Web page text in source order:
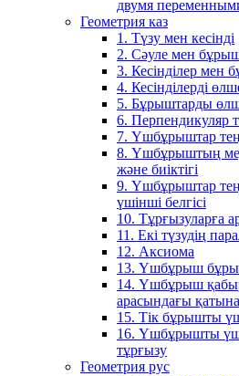
двумя
Геометрия каз
1. Түзу мен кесінді
2. Сәуле мен
3. Кесінділер мен
4. Кесінділерді
5. Бұрыштарды
6. Перпендикуляр
7. Үшбұрыштар
8. Үшбұрыштың
және биіктігі
9. Үшбұрыштар
үшінші белгісі
10. Тұрғызуларға
11. Екі түзудің
12. Аксиома
13. Үшбұрыш
14. Үшбұрыш
арасындағы
15. Тік бұрышты
16. Үшбұрышты үш
тұрғызу
Геометрия рус